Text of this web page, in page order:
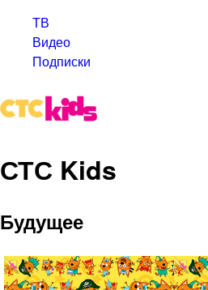
ТВ
Видео
Подписки
СТС Kids
Будущее